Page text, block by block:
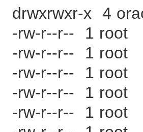
drwxrwxr-x 4
-rw-r--r-- 1 root
-rw-r--r-- 1 root
-rw-r--r-- 1 root
-rw-r--r-- 1 root
-rw-r--r-- 1 root